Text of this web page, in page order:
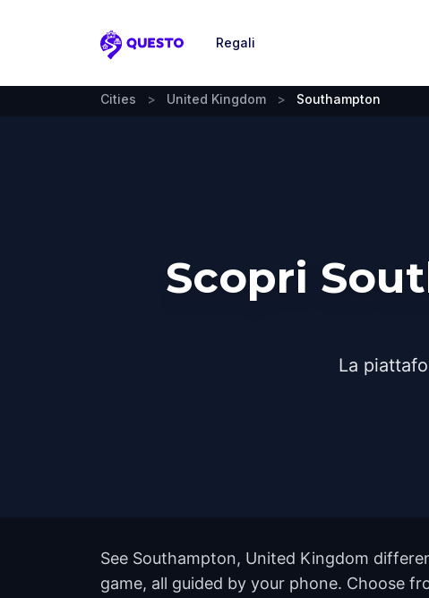
Questo
Regali
Cities > United Kingdom > Southampton
Scopri
La
See Southampton, United Kingdom
game, all guided by your phone. Choose